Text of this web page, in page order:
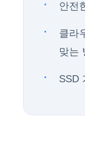
안전
클라
맞는
SSD